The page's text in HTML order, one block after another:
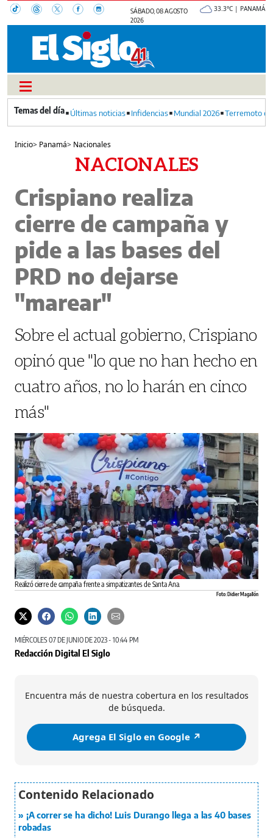
SÁBADO, 08 AGOSTO
2026
33.3°C | PANAMÁ
Últimas noticias Infidencias Mundial 2026 Terremoto
Inicio> Panamá> Nacionales
NACIONALES
​Crispiano realiza
cierre de campaña y
pide a las bases del
PRD no dejarse
"marear"
Sobre el actual gobierno, Crispiano
opinó que "lo que no han hecho en
cuatro años, no lo harán en cinco
más"
Realizó cierre de campaña frente a simpatizantes de Santa Ana.
Foto: Didier Magallón
MIÉRCOLES 07 DE JUNIO DE 2023 - 10:44 PM
Redacción Digital El Siglo
Encuentra más de nuestra cobertura en los resultados
de búsqueda.
Agrega El Siglo en Google ↗️
¡A correr se ha dicho! Luis Durango llega a las 40 bases
robadas